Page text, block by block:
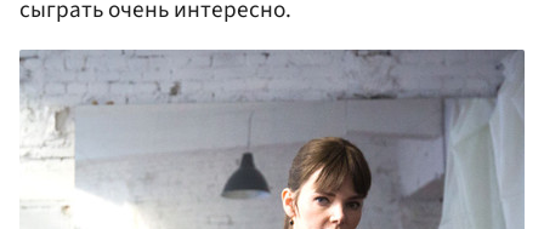
сыграть очень интересно.